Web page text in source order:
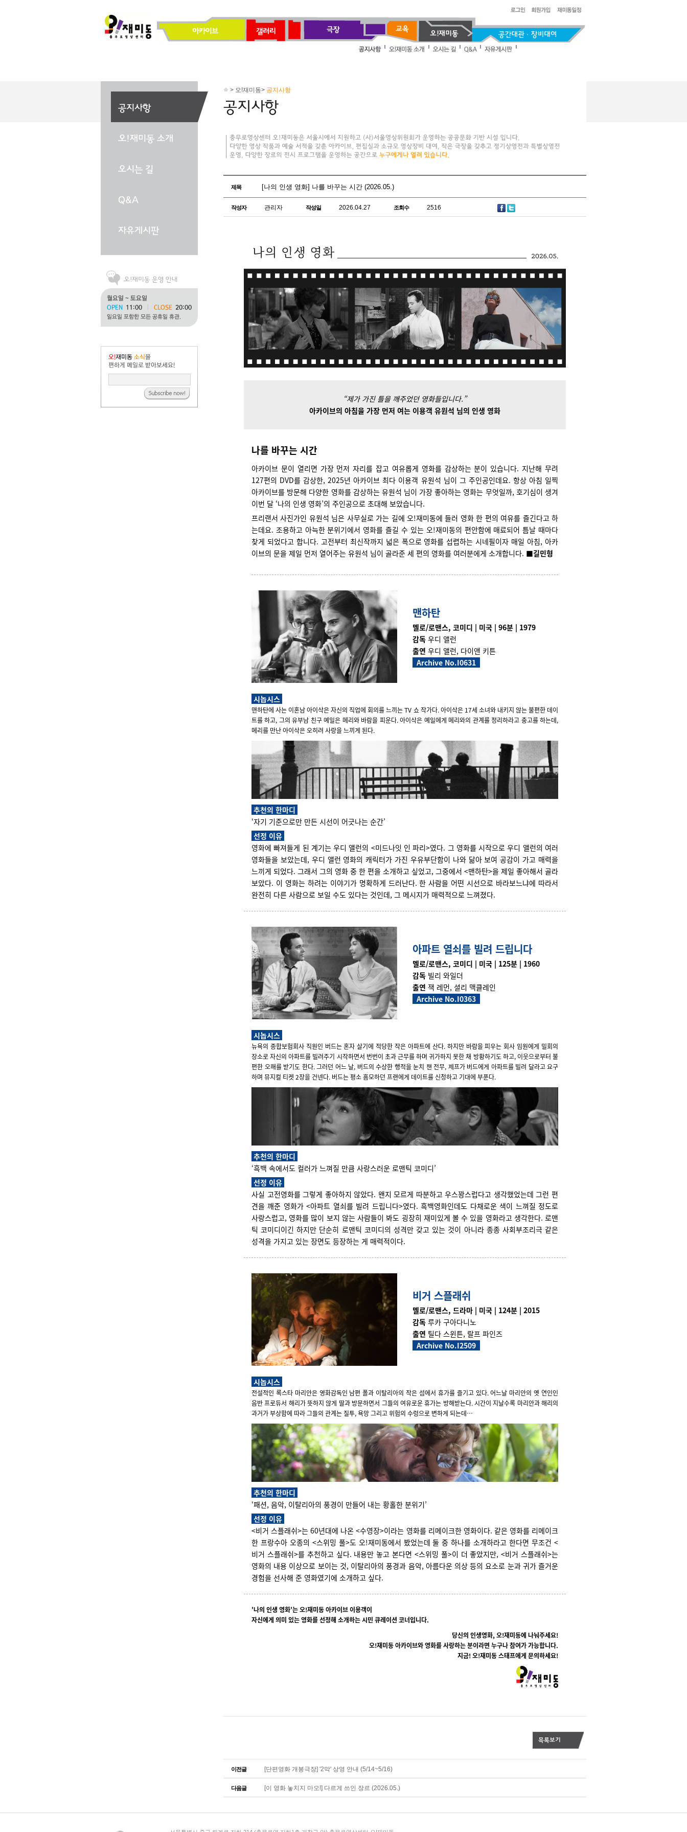
> 오!재미동> 공지사항
제목 [나의 인생 영화] 나를 바꾸는 시간 (2026.05.)
작성자 관리자 작성일 2026.04.27 조회수 2516
“제가 가진 틀을 깨주었던 영화들입니다.”
아카이브의 아침을 가장 먼저 여는 이용객 유원석 님의 인생 영화
나를 바꾸는 시간
아카이브 문이 열리면 가장 먼저 자리를 잡고 여유롭게 영화를 감상하는 분이 있습니다. 지난해 무려
127편의 DVD를 감상한, 2025년 아카이브 최다 이용객 유원석 님이 그 주인공인데요. 항상 아침 일찍
아카이브를 방문해 다양한 영화를 감상하는 유원석 님이 가장 좋아하는 영화는 무엇일까, 호기심이 생겨
이번 달 ‘나의 인생 영화’의 주인공으로 초대해 보았습니다.
프리랜서 사진가인 유원석 님은 사무실로 가는 길에 오!재미동에 들러 영화 한 편의 여유를 즐긴다고 하
는데요. 조용하고 아늑한 분위기에서 영화를 즐길 수 있는 오!재미동의 편안함에 매료되어 틈날 때마다
찾게 되었다고 합니다. 고전부터 최신작까지 넓은 폭으로 영화를 섭렵하는 시네필이자 매일 아침, 아카
이브의 문을 제일 먼저 열어주는 유원석 님이 골라준 세 편의 영화를 여러분에게 소개합니다. ■길민형
맨하탄
멜로/로맨스, 코미디 | 미국 | 96분 | 1979
감독 우디 앨런
출연 우디 앨런, 다이앤 키튼
Archive No.I0631
시놉시스
맨하탄에 사는 이혼남 아이삭은 자신의 직업에 회의를 느끼는 TV 쇼 작가다. 아이삭은 17세 소녀와 내키지 않는 불편한 데이
트를 하고, 그의 유부남 친구 예일은 메리와 바람을 피운다. 아이삭은 예일에게 메리와의 관계를 정리하라고 충고를 하는데,
메리를 만난 아이삭은 오히려 사랑을 느끼게 된다.
추천의 한마디
‘자기 기준으로만 만든 시선이 어긋나는 순간’
선정 이유
영화에 빠져들게 된 계기는 우디 앨런의 <미드나잇 인 파리>였다. 그 영화를 시작으로 우디 앨런의 여러
영화들을 보았는데, 우디 앨런 영화의 캐릭터가 가진 우유부단함이 나와 닮아 보여 공감이 가고 매력을
느끼게 되었다. 그래서 그의 영화 중 한 편을 소개하고 싶었고, 그중에서 <맨하탄>을 제일 좋아해서 골라
보았다. 이 영화는 하려는 이야기가 명확하게 드러난다. 한 사람을 어떤 시선으로 바라보느냐에 따라서
완전히 다른 사람으로 보일 수도 있다는 것인데, 그 메시지가 매력적으로 느껴졌다.
아파트 열쇠를 빌려 드립니다
멜로/로맨스, 코미디 | 미국 | 125분 | 1960
감독 빌리 와일더
출연 잭 레먼, 셜리 맥클레인
Archive No.I0363
시놉시스
뉴욕의 종합보험회사 직원인 버드는 혼자 살기에 적당한 작은 아파트에 산다. 하지만 바람을 피우는 회사 임원에게 밀회의
장소로 자신의 아파트를 빌려주기 시작하면서 번번이 초과 근무를 하며 귀가하지 못한 채 방황하기도 하고, 이웃으로부터 불
편한 오해를 받기도 한다. 그러던 어느 날, 버드의 수상한 행적을 눈치 챈 전무, 제프가 버드에게 아파트를 빌려 달라고 요구
하며 뮤지컬 티켓 2장을 건넨다. 버드는 평소 흠모하던 프랜에게 데이트를 신청하고 기대에 부푼다.
추천의 한마디
‘흑백 속에서도 컬러가 느껴질 만큼 사랑스러운 로맨틱 코미디’
선정 이유
사실 고전영화를 그렇게 좋아하지 않았다. 왠지 모르게 따분하고 우스꽝스럽다고 생각했었는데 그런 편
견을 깨준 영화가 <아파트 열쇠를 빌려 드립니다>였다. 흑백영화인데도 다채로운 색이 느껴질 정도로
사랑스럽고, 영화를 많이 보지 않는 사람들이 봐도 굉장히 재미있게 볼 수 있을 영화라고 생각한다. 로맨
틱 코미디이긴 하지만 단순히 로맨틱 코미디의 성격만 갖고 있는 것이 아니라 종종 사회부조리극 같은
성격을 가지고 있는 장면도 등장하는 게 매력적이다.
비거 스플래쉬
멜로/로맨스, 드라마 | 미국 | 124분 | 2015
감독 루카 구아다니노
출연 틸다 스윈튼, 랄프 파인즈
Archive No.I2509
시놉시스
전설적인 록스타 마리안은 영화감독인 남편 폴과 이탈리아의 작은 섬에서 휴가를 즐기고 있다. 어느날 마리안의 옛 연인인
음반 프로듀서 해리가 뜻하지 않게 딸과 방문하면서 그들의 여유로운 휴가는 방해받는다. 시간이 지날수록 마리안과 해리의
과거가 부상함에 따라 그들의 관계는 질투, 욕망 그리고 위험의 수렁으로 변하게 되는데…
추천의 한마디
‘패션, 음악, 이탈리아의 풍경이 만들어 내는 황홀한 분위기’
선정 이유
<비거 스플래쉬>는 60년대에 나온 <수영장>이라는 영화를 리메이크한 영화이다. 같은 영화를 리메이크
한 프랑수아 오종의 <스위밍 풀>도 오!재미동에서 봤었는데 둘 중 하나를 소개하라고 한다면 무조건 <
비거 스플래쉬>를 추천하고 싶다. 내용만 놓고 본다면 <스위밍 풀>이 더 좋았지만, <비거 스플래쉬>는
영화의 내용 이상으로 보이는 것, 이탈리아의 풍경과 음악, 아름다운 의상 등의 요소로 눈과 귀가 즐거운
경험을 선사해 준 영화였기에 소개하고 싶다.
'나의 인생 영화'는 오!재미동 아카이브 이용객이
자신에게 의미 있는 영화를 선정해 소개하는 시민 큐레이션 코너입니다.
당신의 인생영화, 오!재미동에 나눠주세요!
오!재미동 아카이브와 영화를 사랑하는 분이라면 누구나 참여가 가능합니다.
지금! 오!재미동 스태프에게 문의하세요!
이전글 [단편영화 개봉극장] '2막' 상영 안내 (5/14~5/16)
다음글 [이 영화 놓치지 마오!] 다르게 쓰인 장르 (2026.05.)